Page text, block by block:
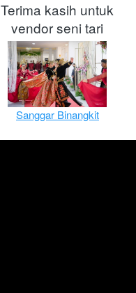
Terima kasih untuk
vendor seni tari
Sanggar Binangkit